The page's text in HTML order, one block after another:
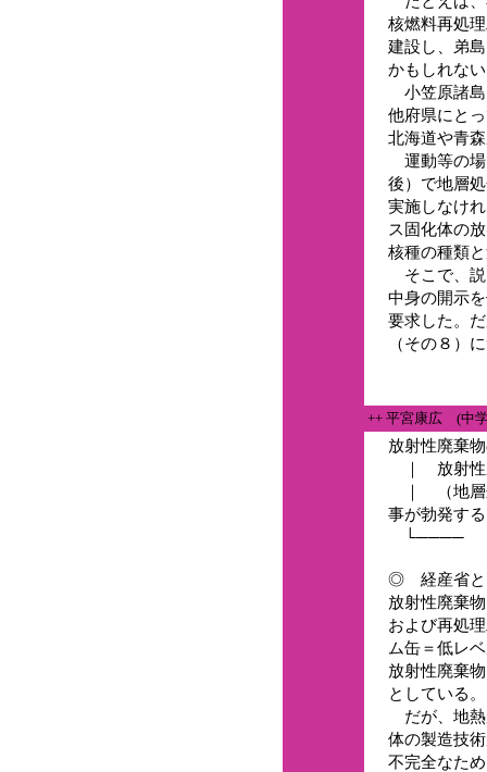
核燃料再処
建設し、弟
かもしれな
小笠原諸島
他府県にと
北海道や青
運動等の場
後）で地層
実施しなけ
ス固化体の
核種の種類
そこで、説
中身の開示
要求した。
（その８）
++ 平宮康広 (中
放射性廃棄
｜ 放射性
｜ （地層
事が勃発す
└──── （
◎ 経産省と
放射性廃棄
および再処
ム缶＝低レ
放射性廃棄
としている。
だが、地熱
体の製造技
不完全なた